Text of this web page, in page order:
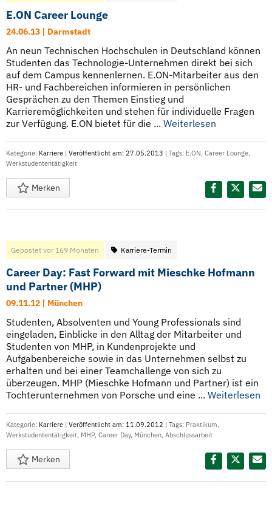
E.ON Career Lounge
24.06.13 | Darmstadt
An neun Technischen Hochschulen in Deutschland können
Studenten das Technologie-Unternehmen direkt bei sich
auf dem Campus kennenlernen. E.ON-Mitarbeiter aus den
HR- und Fachbereichen informieren in persönlichen
Gesprächen zu den Themen Einstieg und
Karrieremöglichkeiten und stehen für individuelle Fragen
zur Verfügung. E.ON bietet für die ... Weiterlesen
Kategorie: Karriere | Veröffentlicht am: 27.05.2013 | Tags: E.ON, Career Lounge,
Werkstudententätigkeit
Merken
Gepostet vor 169 Monaten Karriere-Termin
Career Day: Fast Forward mit Mieschke Hofmann
und Partner (MHP)
09.11.12 | München
Studenten, Absolventen und Young Professionals sind
eingeladen, Einblicke in den Alltag der Mitarbeiter und
Studenten von MHP, in Kundenprojekte und
Aufgabenbereiche sowie in das Unternehmen selbst zu
erhalten und bei einer Teamchallenge von sich zu
überzeugen. MHP (Mieschke Hofmann und Partner) ist ein
Tochterunternehmen von Porsche und eine ... Weiterlesen
Kategorie: Karriere | Veröffentlicht am: 11.09.2012 | Tags: Praktikum,
Werkstudententätigkeit, MHP, Career Day, München, Abschlussarbeit
Merken